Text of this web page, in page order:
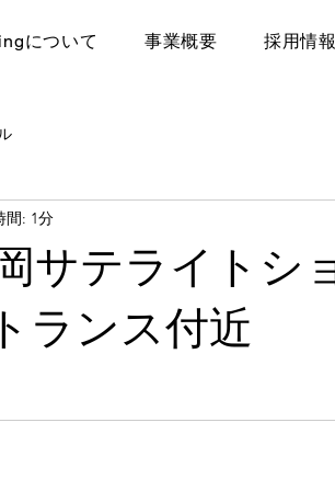
について ​事業概要 採用情報
サテライト
ランス付近
間: 1分